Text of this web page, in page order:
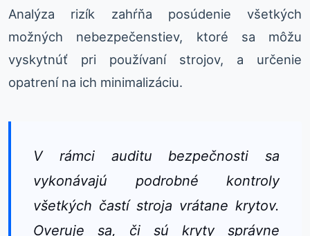
Analýza rizík zahŕňa posúdenie všetkých
možných nebezpečenstiev, ktoré sa môžu
vyskytnúť pri používaní strojov, a určenie
opatrení na ich minimalizáciu.
V rámci auditu bezpečnosti sa
vykonávajú podrobné kontroly
všetkých častí stroja vrátane krytov.
Overuje sa, či sú kryty správne